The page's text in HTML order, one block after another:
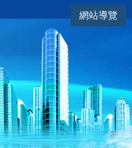
網站導覽